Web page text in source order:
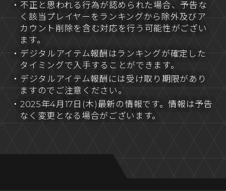
・不正と思われる行為が認められた場合、予告な
く該当プレイヤーをランキングから除外及びア
カウント削除を含む対応を行う可能性がござい
ます。
・デジタルアイテム報酬はランキングが確定した
タイミングで入手することができます。
・デジタルアイテム報酬には受け取り期限があり
ますのでご注意ください。
・2025年4月17日(木)最新の情報です。情報は予告
なく変更となる場合がございます。